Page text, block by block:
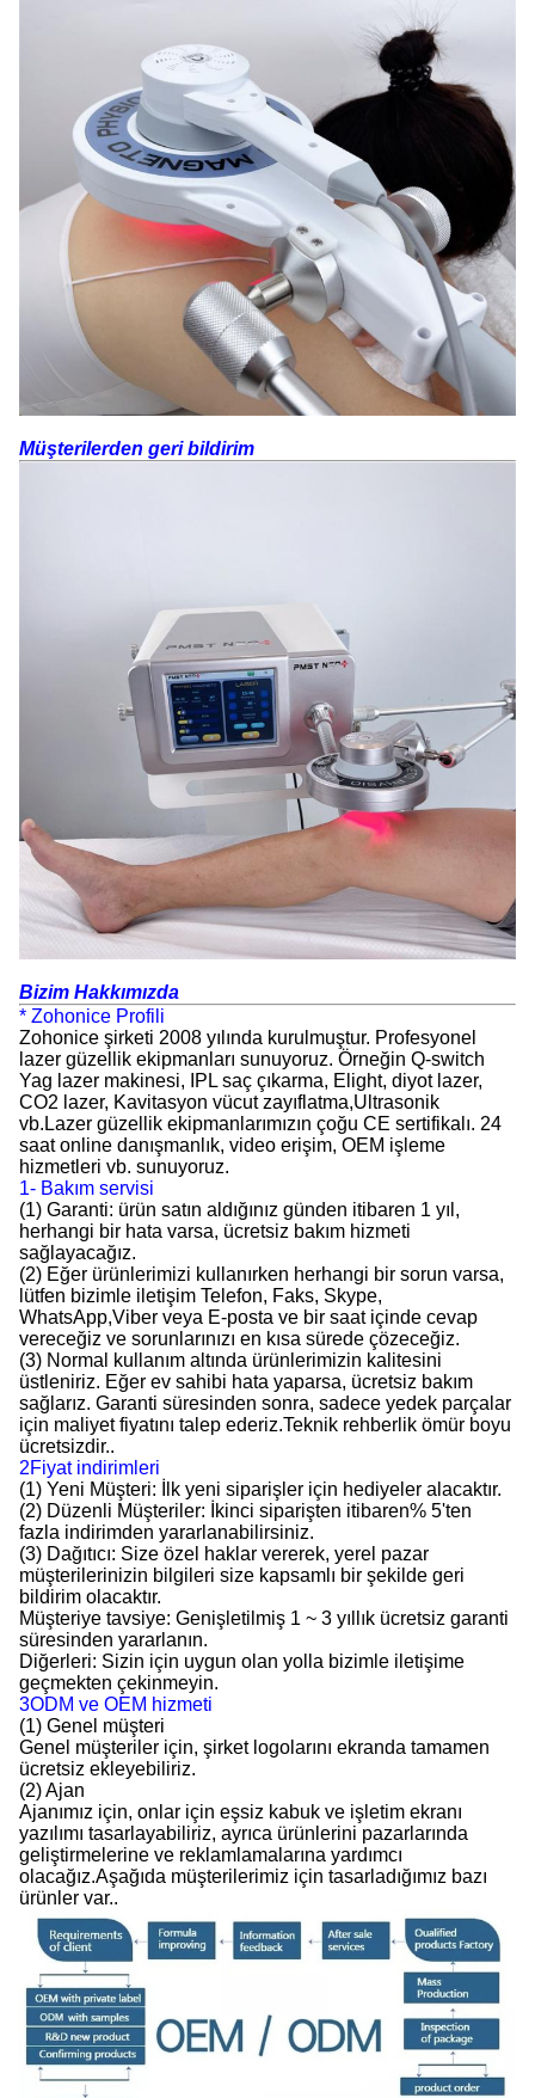
Müşterilerden geri bildirim
Bizim Hakkımızda
* Zohonice Profili
Zohonice şirketi 2008 yılında kurulmuştur. Profesyonel
lazer güzellik ekipmanları sunuyoruz. Örneğin Q-switch
Yag lazer makinesi, IPL saç çıkarma, Elight, diyot lazer,
CO2 lazer, Kavitasyon vücut zayıflatma,Ultrasonik
vb.Lazer güzellik ekipmanlarımızın çoğu CE sertifikalı. 24
saat online danışmanlık, video erişim, OEM işleme
hizmetleri vb. sunuyoruz.
1- Bakım servisi
(1) Garanti: ürün satın aldığınız günden itibaren 1 yıl,
herhangi bir hata varsa, ücretsiz bakım hizmeti
sağlayacağız.
(2) Eğer ürünlerimizi kullanırken herhangi bir sorun varsa,
lütfen bizimle iletişim Telefon, Faks, Skype,
WhatsApp,Viber veya E-posta ve bir saat içinde cevap
vereceğiz ve sorunlarınızı en kısa sürede çözeceğiz.
(3) Normal kullanım altında ürünlerimizin kalitesini
üstleniriz. Eğer ev sahibi hata yaparsa, ücretsiz bakım
sağlarız. Garanti süresinden sonra, sadece yedek parçalar
için maliyet fiyatını talep ederiz.Teknik rehberlik ömür boyu
ücretsizdir..
2Fiyat indirimleri
(1) Yeni Müşteri: İlk yeni siparişler için hediyeler alacaktır.
(2) Düzenli Müşteriler: İkinci siparişten itibaren% 5'ten
fazla indirimden yararlanabilirsiniz.
(3) Dağıtıcı: Size özel haklar vererek, yerel pazar
müşterilerinizin bilgileri size kapsamlı bir şekilde geri
bildirim olacaktır.
Müşteriye tavsiye: Genişletilmiş 1 ~ 3 yıllık ücretsiz garanti
süresinden yararlanın.
Diğerleri: Sizin için uygun olan yolla bizimle iletişime
geçmekten çekinmeyin.
3ODM ve OEM hizmeti
(1) Genel müşteri
Genel müşteriler için, şirket logolarını ekranda tamamen
ücretsiz ekleyebiliriz.
(2) Ajan
Ajanımız için, onlar için eşsiz kabuk ve işletim ekranı
yazılımı tasarlayabiliriz, ayrıca ürünlerini pazarlarında
geliştirmelerine ve reklamlamalarına yardımcı
olacağız.Aşağıda müşterilerimiz için tasarladığımız bazı
ürünler var..